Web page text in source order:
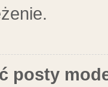
posty